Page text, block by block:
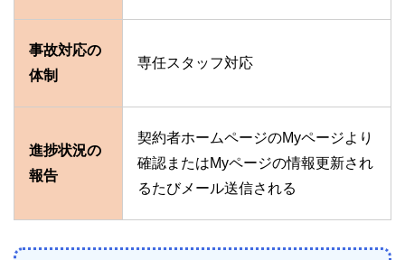
事故対応の
体制
専任スタッフ対応
進捗状況の
報告
契約者ホームページのMyページより
確認またはMyページの情報更新され
るたびメール送信される